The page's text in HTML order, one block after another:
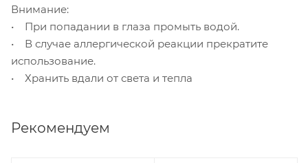
Внимание:
• При попадании в глаза промыть водой.
• В случае аллергической реакции прекратите
использование.
• Хранить вдали от света и тепла
Рекомендуем